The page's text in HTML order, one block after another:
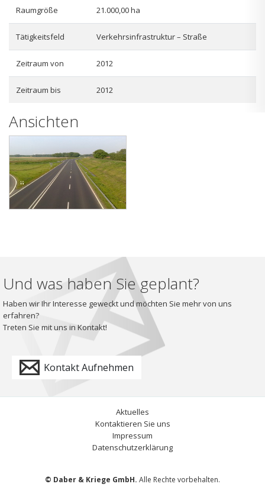
Raumgröße 21.000,00 ha
Tätigkeitsfeld Verkehrsinfrastruktur – Straße
Zeitraum von 2012
Zeitraum bis 2012
Ansichten
Und was haben Sie geplant?
Haben wir Ihr Interesse geweckt und möchten Sie mehr von uns
erfahren?
Treten Sie mit uns in Kontakt!
Kontakt Aufnehmen
© Daber & Kriege GmbH. Alle Rechte vorbehalten.
Aktuelles
Kontaktieren Sie uns
Impressum
Datenschutzerklärung